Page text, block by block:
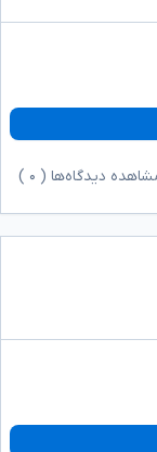
دیدگاه‌ها ( ۰